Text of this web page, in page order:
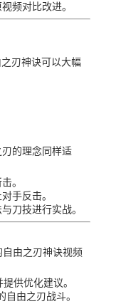
频对比改进。
刃神诀可以大幅
的理念同样适
。
手反击。
刀技进行实战。
由之刃神诀视频
供优化建议。
由之刃战斗。